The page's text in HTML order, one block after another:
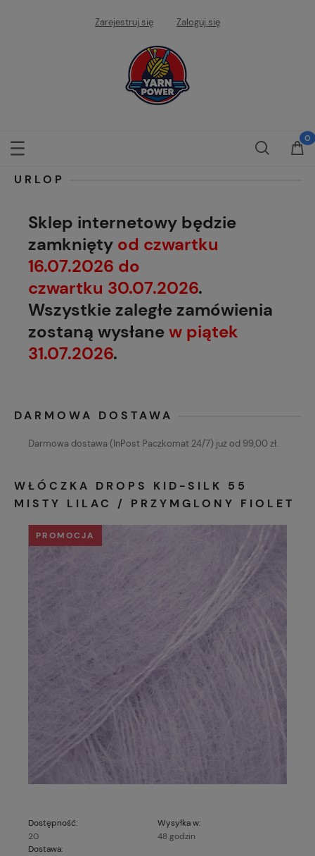
Zarejestruj się Zaloguj się
URLOP
Sklep internetowy będzie
zamknięty od czwartku
16.07.2026 do
czwartku 30.07.2026.
Wszystkie zaległe zamówienia
zostaną wysłanew piątek
31.07.2026.
DARMOWA DOSTAWA
Darmowa dostawa (InPost Paczkomat 24/7) już od 99,00 zł.
WŁÓCZKA DROPS KID-SILK 55
MISTY LILAC / PRZYMGLONY FIOLET
PROMOCJA
Dostępność:
20
Wysyłka w:
48 godzin
Dostawa: